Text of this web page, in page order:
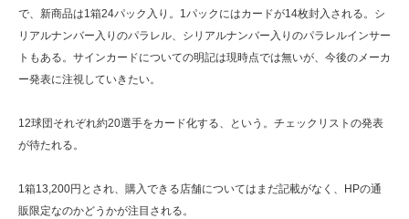
で、新商品は1箱24パック入り。1パックにはカードが14枚封入される。シ
リアルナンバー入りのパラレル、シリアルナンバー入りのパラレルインサー
トもある。サインカードについての明記は現時点では無いが、今後のメーカ
ー発表に注視していきたい。
12球団それぞれ約20選手をカード化する、という。チェックリストの発表
が待たれる。
1箱13,200円とされ、購入できる店舗についてはまだ記載がなく、HPの通
販限定なのかどうかが注目される。